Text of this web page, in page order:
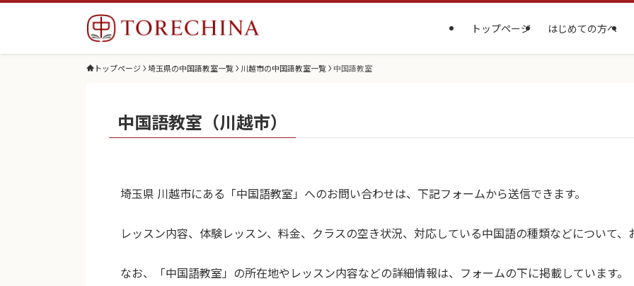
トップページ はじめての方へ
トップページ 埼玉県の中国語教室一覧 川越市の中国語教室一覧 中国語教室
中国語教室（川越市）
埼玉県 川越市にある「中国語教室」へのお問い合わせは、下記フォームから送信できます。
レッスン内容、体験レッスン、料金、クラスの空き状況、対応している中国語の種類などについて
なお、「中国語教室」の所在地やレッスン内容などの詳細情報は、フォームの下に掲載しています。